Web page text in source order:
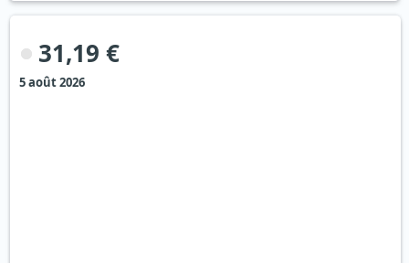
31,19 €
5 août 2026